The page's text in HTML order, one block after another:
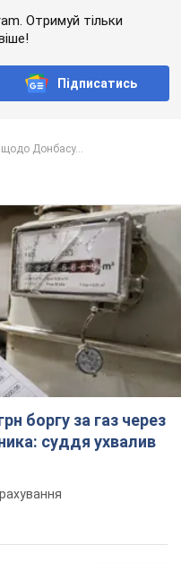
боргу за газ через
суддя ухвалив
Вояж
був